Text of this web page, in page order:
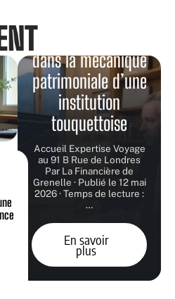
dans la mécanique
patrimoniale d’une
institution
touquettoise
Accueil Expertise Voyage
au 91 B Rue de Londres
Par La Financière de
Grenelle · Publié le 12 mai
2026 · Temps de lecture :
…
En savoir
plus